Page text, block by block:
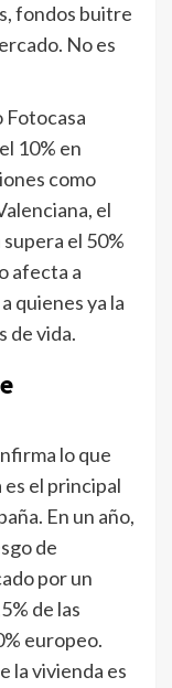
fondos buitre
No es
Fotocasa
10% en
como
el
el 50%
afecta a
quienes ya la
de vida.
lo que
es el principal
En un año,
de
por un
de las
europeo.
la vivienda es